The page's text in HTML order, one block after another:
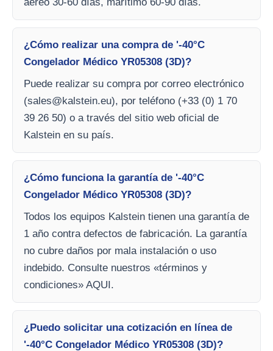
¿Cómo realizar una compra de '-40°C
Congelador Médico YR05308 (3D)?
Puede realizar su compra por correo electrónico
(sales@kalstein.eu), por teléfono (+33 (0) 1 70
39 26 50) o a través del sitio web oficial de
Kalstein en su país.
¿Cómo funciona la garantía de '-40°C
Congelador Médico YR05308 (3D)?
Todos los equipos Kalstein tienen una garantía de
1 año contra defectos de fabricación. La garantía
no cubre daños por mala instalación o uso
indebido. Consulte nuestros «términos y
condiciones» AQUI.
¿Puedo solicitar una cotización en línea de
'-40°C Congelador Médico YR05308 (3D)?